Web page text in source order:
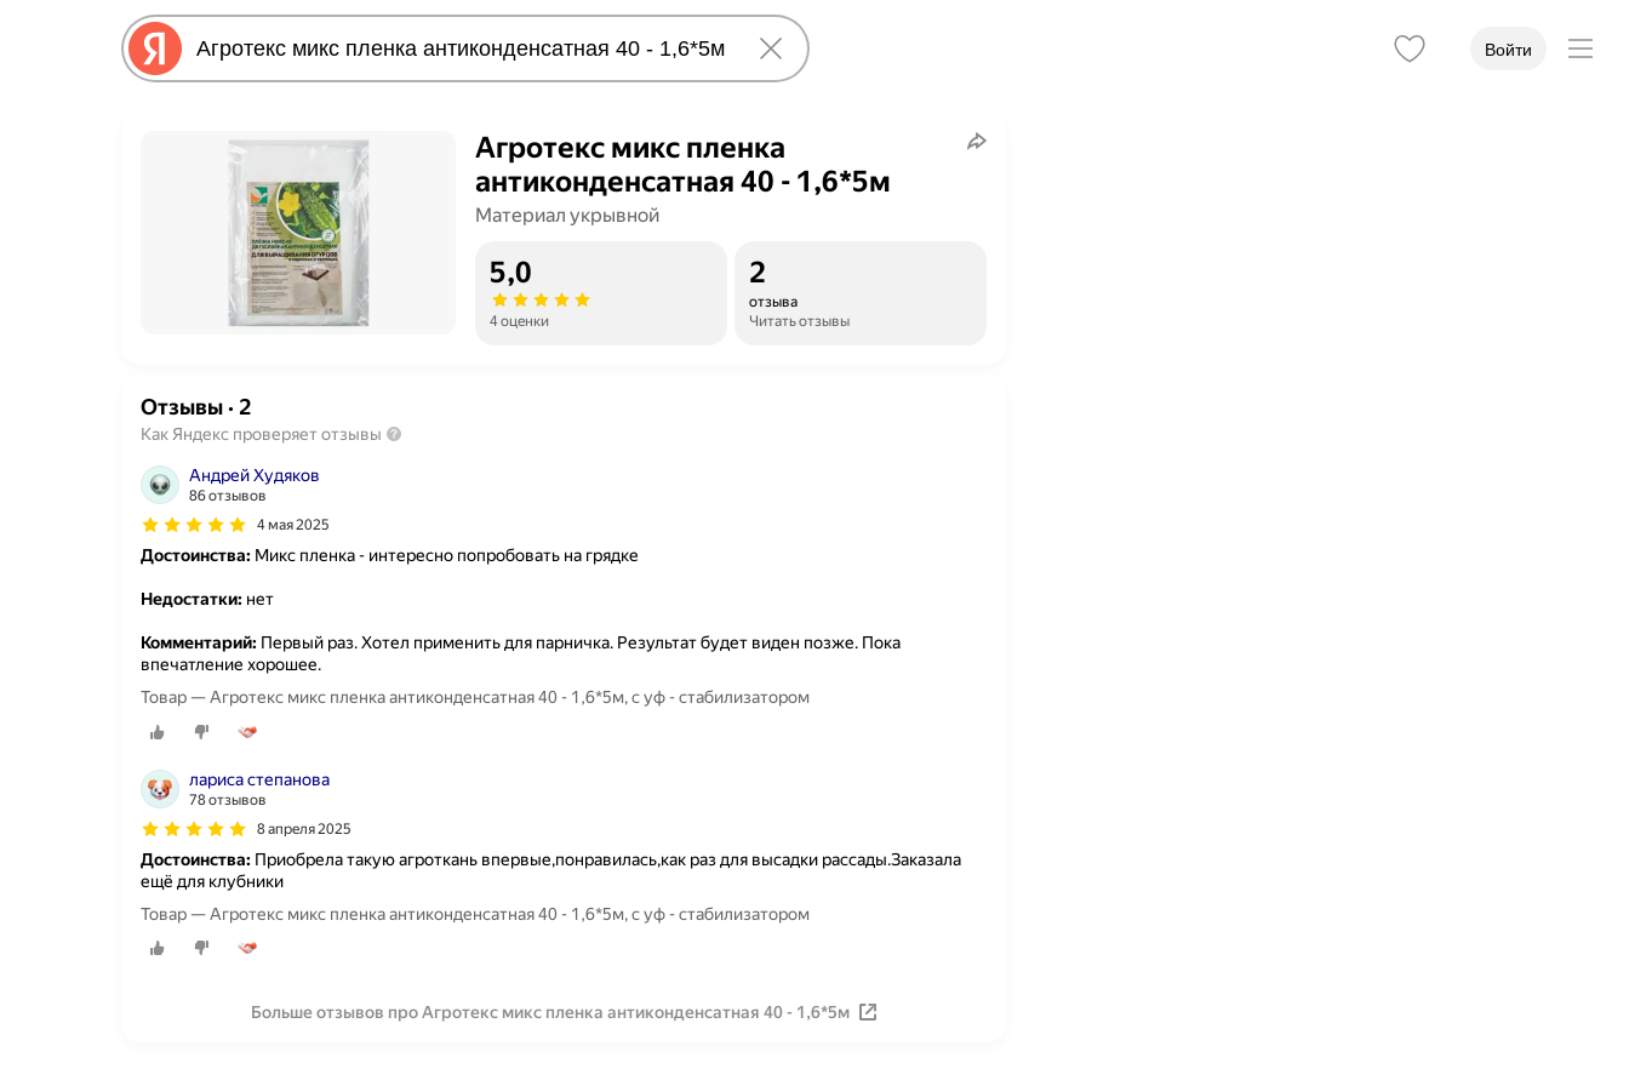
Войти
Агротекс микс пленка
антиконденсатная 40 - 1,6*5м
Материал укрывной
5,0
4 оценки
2
отзыва
Читать отзывы
Отзывы· 2
Как Яндекс проверяет отзывы
Андрей Худяков
86 отзывов
4 мая 2025
Достоинства: Микс пленка - интересно попробовать на грядке
Недостатки: нет
Комментарий: Первый раз. Хотел применить для парничка. Результат будет виден позже. Пока
впечатление хорошее.
Товар — Агротекс микс пленка антиконденсатная 40 - 1,6*5м, с уф - стабилизатором
лариса степанова
78 отзывов
8 апреля 2025
Достоинства: Приобрела такую агроткань впервые,понравилась,как раз для высадки рассады.Заказала
ещё для клубники
Товар — Агротекс микс пленка антиконденсатная 40 - 1,6*5м, с уф - стабилизатором
Больше отзывов про Агротекс микс пленка антиконденсатная 40 - 1,6*5м